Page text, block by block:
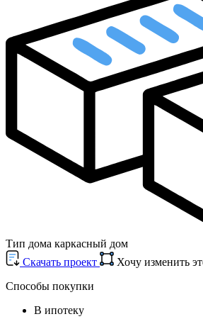
Тип дома каркасный дом
Cкачать проект
Хочу изменить
Способы покупки
В ипотеку